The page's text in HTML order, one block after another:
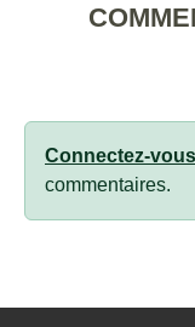
Connectez-vous
commentaires.